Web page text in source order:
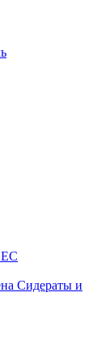
Сидераты и